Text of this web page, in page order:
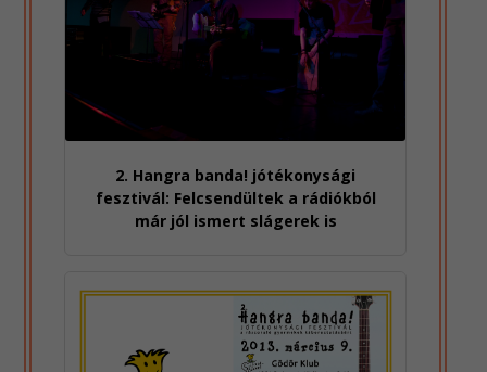
2. Hangra banda! jótékonysági
fesztivál: Felcsendültek a rádiókból
már jól ismert slágerek is